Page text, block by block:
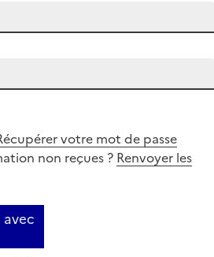
votre mot de passe
non reçues ? Renvoyer les